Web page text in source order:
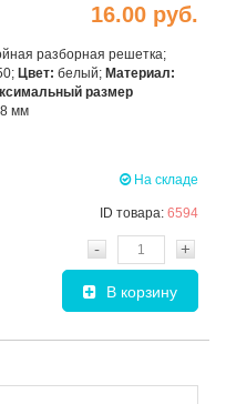
16.00 руб.
разборная решетка;
Цвет: белый; Материал:
размер
мм
На складе
ID товара: 6594
- +
В корзину